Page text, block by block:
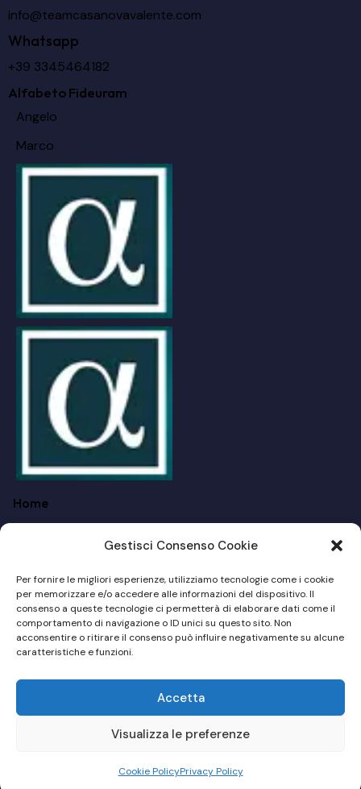
Gestisci Consenso Cookie
Per fornire le migliori esperienze, utilizziamo tecnologie come i cookie
per memorizzare e/o accedere alle informazioni del dispositivo. Il
consenso a queste tecnologie ci permetterà di elaborare dati come il
comportamento di navigazione o ID unici su questo sito. Non
acconsentire o ritirare il consenso può influire negativamente su alcune
caratteristiche e funzioni.
Accetta
Visualizza le preferenze
Cookie PolicyPrivacy Policy
info@teamcasanovavalente.com
Whatsapp
+39 3345464182
Alfabeto Fideuram
Angelo
Marco
Home
Per I Privati
Per Le Aziende
Blog
MD Online Consulting© 2024 – P.Iva:
Cookie Policy (UE) Privacy Policy